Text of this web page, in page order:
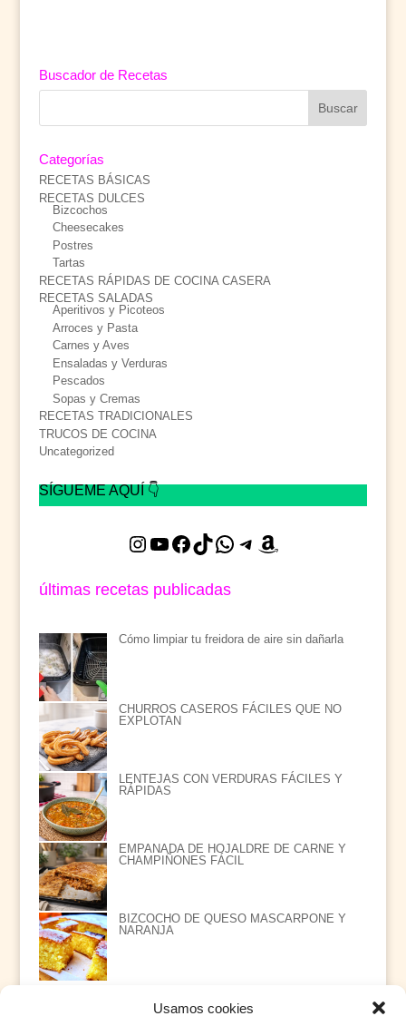
Usamos cookies
Buscador de Recetas
Categorías
RECETAS BÁSICAS
RECETAS DULCES
Bizcochos
Cheesecakes
Postres
Tartas
RECETAS RÁPIDAS DE COCINA CASERA
RECETAS SALADAS
Aperitivos y Picoteos
Arroces y Pasta
Carnes y Aves
Ensaladas y Verduras
Pescados
Sopas y Cremas
RECETAS TRADICIONALES
TRUCOS DE COCINA
Uncategorized
SÍGUEME AQUÍ 👇
Instagram
YouTube
Facebook
TikTok
WhatsApp
Telegram
Amazon
últimas recetas publicadas
Cómo limpiar tu freidora de aire sin dañarla
CHURROS CASEROS FÁCILES QUE NO
EXPLOTAN
LENTEJAS CON VERDURAS FÁCILES Y
RÁPIDAS
EMPANADA DE HOJALDRE DE CARNE Y
CHAMPIÑONES FÁCIL
BIZCOCHO DE QUESO MASCARPONE Y
NARANJA